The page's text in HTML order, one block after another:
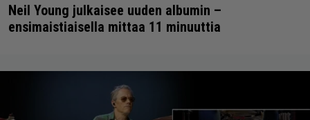
Neil Young julkaisee uuden albumin –
ensimaistiaisella mittaa 11 minuuttia